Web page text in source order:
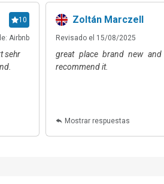
En el pueblo también hay
la península de Tihany, con su
está a solo 30 minutos. En la
minutos en coche. En verano, disfrute
y 10 minutos en coche.
10
Airbnb
sehr
Zoltán Marczell
Revisado el 15/08/2025
great place brand new
recommend it.
Mostrar respuestas